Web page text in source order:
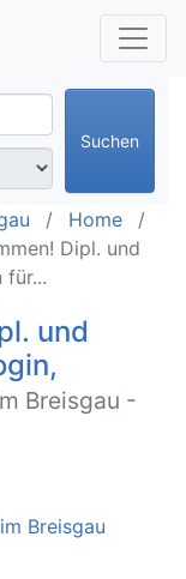
Suchen
Home
Dipl. und
für...
und
Breisgau -
Breisgau